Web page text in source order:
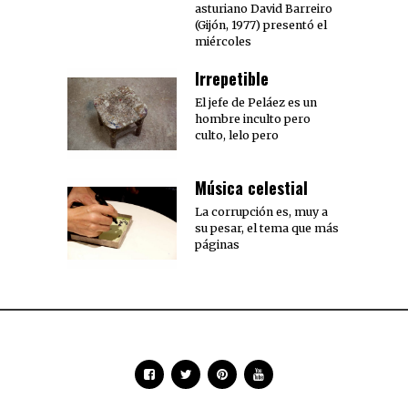
asturiano David Barreiro
(Gijón, 1977) presentó el
miércoles
Irrepetible
El jefe de Peláez es un
hombre inculto pero
culto, lelo pero
Música celestial
La corrupción es, muy a
su pesar, el tema que más
páginas